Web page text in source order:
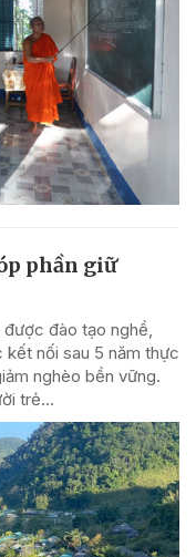
phần giữ
đào tạo nghề,
nối sau 5 năm thực
nghèo bền vững.
trẻ...